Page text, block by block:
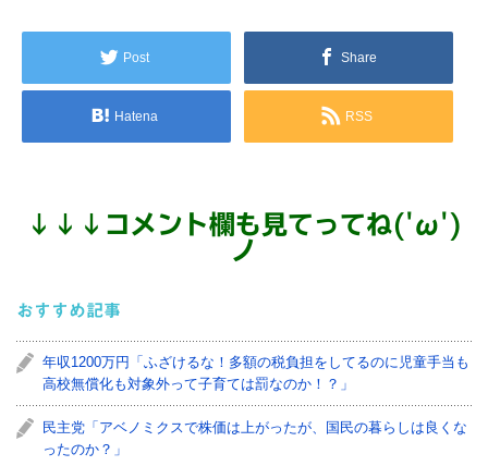
Post Share
Hatena RSS
↓ ↓ ↓ コメント欄も見てってね('ω')
ノ
おすすめ記事
年収1200万円「ふざけるな！多額の税負担をしてるのに児童手当も
高校無償化も対象外って子育ては罰なのか！？」
民主党「アベノミクスで株価は上がったが、国民の暮らしは良くな
ったのか？」